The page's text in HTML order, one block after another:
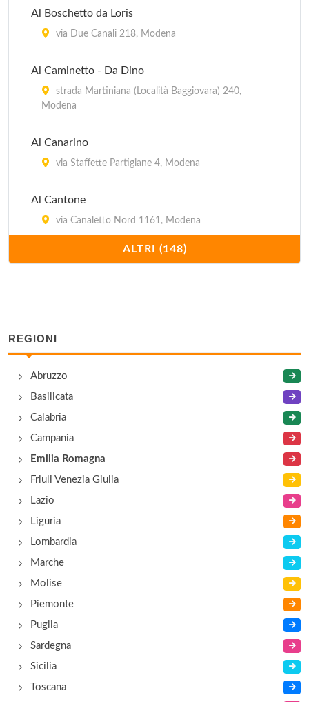
Al Boschetto da Loris
via Due Canali 218, Modena
Al Caminetto - Da Dino
strada Martiniana (Località Baggiovara) 240,
Modena
Al Canarino
via Staffette Partigiane 4, Modena
Al Cantone
via Canaletto Nord 1161, Modena
viale Jacopo Barozzi 142/1, Modena
Alberto
viale Gaetano Storchi 491, Modena
Anceschi
via Luigi Poletti 61, Modena
ALTRI (148)
REGIONI
Abruzzo
Basilicata
Calabria
Campania
Emilia Romagna
Friuli Venezia Giulia
Lazio
Liguria
Lombardia
Marche
Molise
Piemonte
Puglia
Sardegna
Sicilia
Toscana